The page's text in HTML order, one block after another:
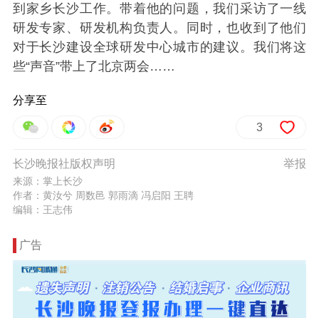
到家乡长沙工作。带着他的问题，我们采访了一线
研发专家、研发机构负责人。同时，也收到了他们
对于长沙建设全球研发中心城市的建议。我们将这
些“声音”带上了北京两会……
分享至
3
举报
长沙晚报社版权声明
来源：掌上长沙
作者：黄汝兮 周数邑 郭雨滴 冯启阳 王聘
编辑：王志伟
广告